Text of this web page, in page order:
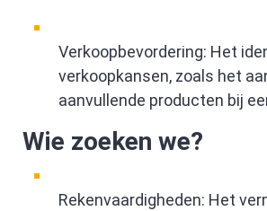
Verkoopbevordering: Het
verkoopkansen, zoals het
aanvullende producten bij
Wie zoeken we?
Rekenvaardigheden: Het